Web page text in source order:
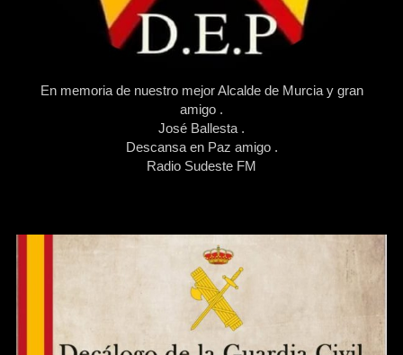
En memoria de nuestro mejor Alcalde de Murcia y gran
amigo .
José Ballesta .
Descansa en Paz amigo .
Radio Sudeste FM